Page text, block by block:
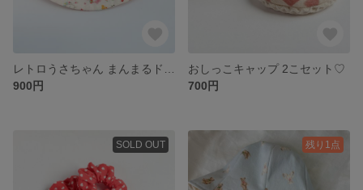
900円
おしっこキャップ 2こセット♡
700円
SOLD OUT 残り1点